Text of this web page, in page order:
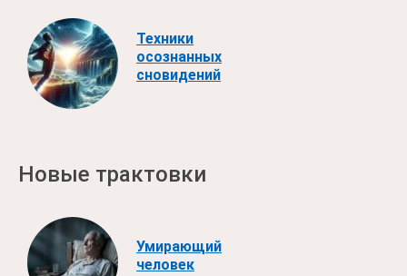
Техники
осознанных
сновидений
Новые трактовки
Умирающий
человек